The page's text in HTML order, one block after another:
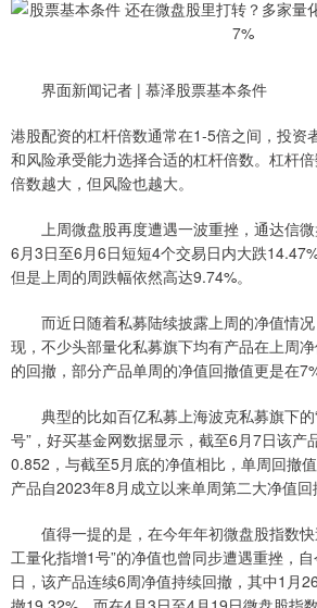
界面新闻记者 | 慕泽股票基本条件
港股配资的杠杆倍数通常在1-5倍之间，投资
和风险承受能力选择合适的杠杆倍数。杠杆
倍数越大，但风险也越大。
上周微盘股再度遭遇一波重挫，通达信微
6月3日至6月6日短短4个交易日内大跌
但是上周的周跌幅依然高达9.74%。
而近日随着私募陆续披露上周的净值情况
现，不少头部量化私募旗下均有产品在上周
的回撤，部分产品单周的净值回撤值更是在
典型的比如百亿私募上海波克私募旗下的
号”，好买基金网数据显示，截至6月7日该产
0.852，与截至5月底的净值相比，单周回撤
产品自2023年8月成立以来单周第二大净值回
值得一提的是，在今年年初微盘股指数快
工量化指增1号”的净值也曾同步遭遇重挫，
日，该产品连续6周净值持续回撤，其中1月